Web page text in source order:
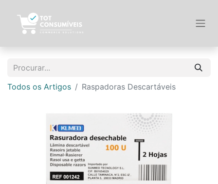
Todos os Artigos Raspadoras Descartáveis